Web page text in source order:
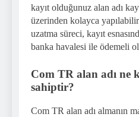
kayıt olduğunuz alan adı
üzerinden kolayca
uzatma süreci, kayıt
banka havalesi ile ödemeli
Com TR alan adı ne
sahiptir?
Com TR alan adı almanın